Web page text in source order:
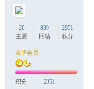
20
主题
830
回帖
2951
积分
金牌会员
积分 2951